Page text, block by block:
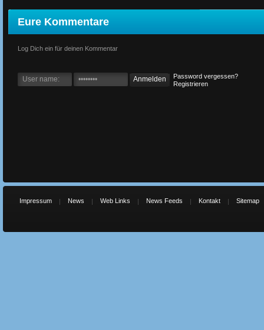
Eure Kommentare
Log Dich ein für deinen Kommentar
Password vergessen?
Registrieren
Impressum News Web Links News Feeds Kontakt Sitemap